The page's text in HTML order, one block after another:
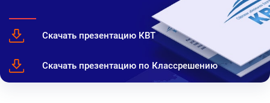
Скачать презентацию КВТ
Скачать презентацию по Классрешению